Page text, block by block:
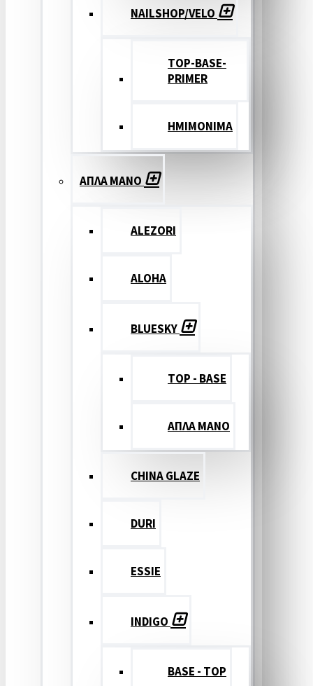
NAILSHOP/VELO
TOP-BASE-
PRIMER
ΗΜΙΜΟΝΙΜΑ
ΑΠΛΑ ΜΑΝΟ
ALEZORI
ALOHA
BLUESKY
TOP - BASE
ΑΠΛΑ ΜΑΝΟ
CHINA GLAZE
DURI
ESSIE
INDIGO
BASE - TOP